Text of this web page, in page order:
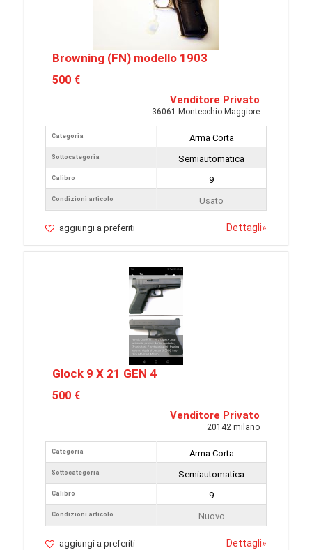
Browning (FN) modello 1903
500 €
Venditore Privato
36061 Montecchio Maggiore
Categoria
Sottocategoria
Calibro
Condizioni articolo
Arma Corta
Semiautomatica
9
Usato
aggiungi a preferiti Dettagli»
Glock 9 X 21 GEN 4
500 €
Venditore Privato
20142 milano
Categoria
Sottocategoria
Calibro
Condizioni articolo
Arma Corta
Semiautomatica
9
Nuovo
aggiungi a preferiti Dettagli»